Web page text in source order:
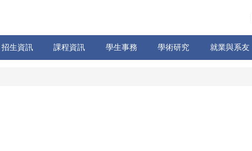
招生資訊 課程資訊 學生事務 學術研究 就業與系友